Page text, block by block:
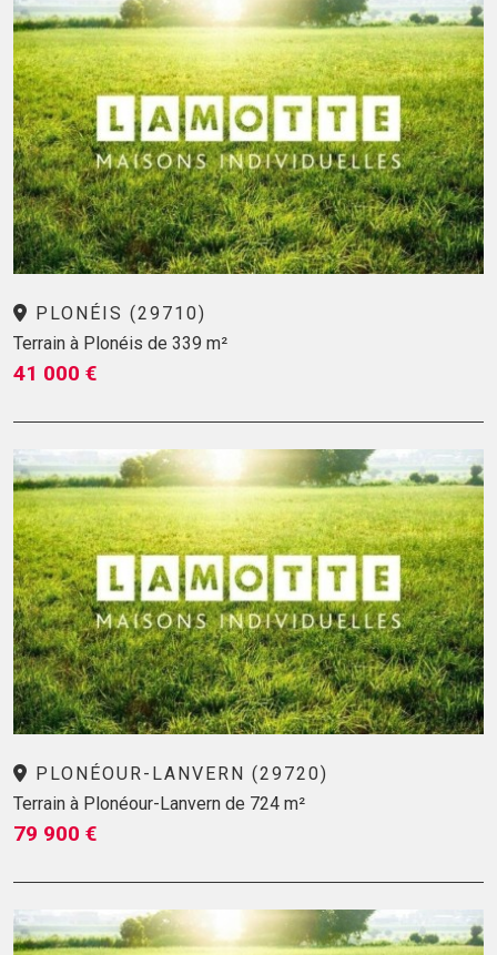
PLONÉIS (29710)
Terrain à Plonéis de 339 m²
41 000 €
PLONÉOUR-LANVERN (29720)
Terrain à Plonéour-Lanvern de 724 m²
79 900 €